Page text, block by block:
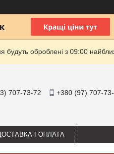
оброблені з 09:00
707-73-72 +380 (97) 707-
І ОПЛАТА